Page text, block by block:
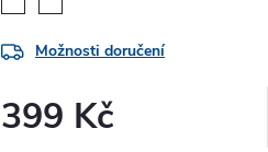
Možnosti doručení
399 Kč